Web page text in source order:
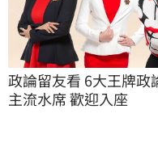
政論留友看 6大王牌政
主流水席 歡迎入座